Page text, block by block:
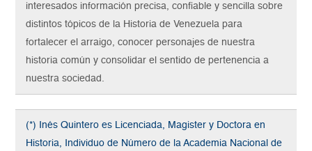
interesados información precisa, confiable y sencilla sobre
distintos tópicos de la Historia de Venezuela para
fortalecer el arraigo, conocer personajes de nuestra
historia común y consolidar el sentido de pertenencia a
nuestra sociedad.
(*) Inés Quintero es Licenciada, Magister y Doctora en
Historia, Individuo de Número de la Academia Nacional de